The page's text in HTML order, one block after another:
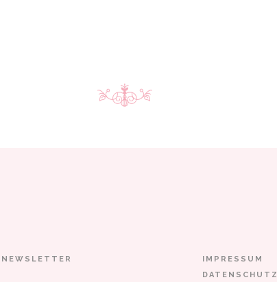
NEWSLETTER
IMPRESSUM
DATENSCHUTZ